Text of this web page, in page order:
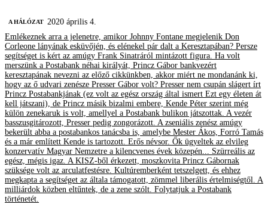
A HÁLÓZAT
2020 április 4.
Emlékeznek arra a jelenetre, amikor Johnny Fontane megjelenik Don
Corleone lányának esküvőjén, és elénekel pár dalt a Keresztapában? Persze
segítséget is kért az amúgy Frank Sinatráról mintázott figura. Ha volt
merszünk a Postabank néhai királyát, Princz Gábor bankvezért
keresztapának nevezni az előző cikkünkben, akkor miért ne mondanánk ki,
hogy az ő udvari zenésze Presser Gábor volt? Presser nem csupán slágert írt
Princz Postabankjának (ez volt az egész ország által ismert Ezt egy életen át
kell játszani), de Princz másik bizalmi embere, Kende Péter szerint még
külön zenekaruk is volt, amellyel a Postabank bulikon játszottak. A vezér
basszusgitározott, Presser pedig zongorázott. A zseniális zenész amúgy
bekerült abba a postabankos tanácsba is, amelybe Mester Ákos, Forró Tamás
és a már említett Kende is tartozott. Erős névsor. Ők ügyeltek az elvileg
konzervatív Magyar Nemzetre a kilencvenes évek közepén... Szürreális az
egész, mégis igaz. A KISZ-ből érkezett, moszkovita Princz Gábornak
szüksége volt az arculatfestésre. Kultúremberként tetszelgett, és ehhez
megkapta a segítséget az általa támogatott, zömmel liberális értelmiségtől. A
milliárdok közben eltűntek, de a zene szólt. Folytatjuk a Postabank
történetét.